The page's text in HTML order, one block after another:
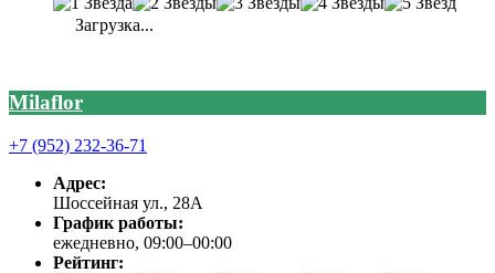
Загрузка...
Milaflor
+7 (952) 232-36-71
Адрес:
Шоссейная ул., 28А
График работы:
ежедневно, 09:00–00:00
Рейтинг: